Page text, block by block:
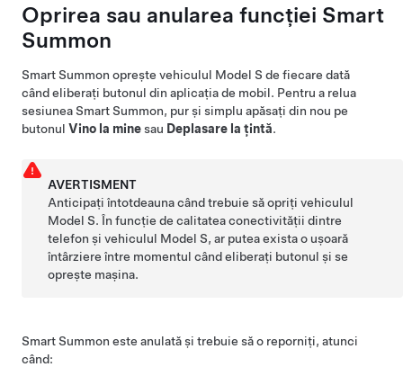
Oprirea sau anularea funcției Smart
Summon
Smart Summon oprește vehiculul Model S de fiecare dată
când eliberați butonul din aplicația de mobil. Pentru a relua
sesiuneaSmart Summon, pur și simplu apăsați din nou pe
butonul Vino la minesau Deplasare la țintă.
AVERTISMENT
Anticipați întotdeauna când trebuie să opriți vehiculul
Model S. În funcție de calitatea conectivității dintre
telefon și vehiculul Model S, ar putea exista o ușoară
întârziere între momentul când eliberați butonul și se
oprește mașina.
Smart Summon este anulată și trebuie să o reporniți, atunci
când: